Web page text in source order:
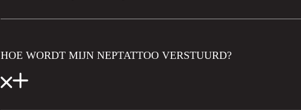
HOE WORDT MIJN NEPTATTOO VERSTUURD?